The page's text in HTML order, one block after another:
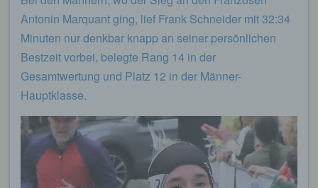
Antonin Marquant ging, lief Frank Schneider mit 32:34
Minuten nur denkbar knapp an seiner persönlichen
Bestzeit vorbei, belegte Rang 14 in der
Gesamtwertung und Platz 12 in der Männer-
Hauptklasse.